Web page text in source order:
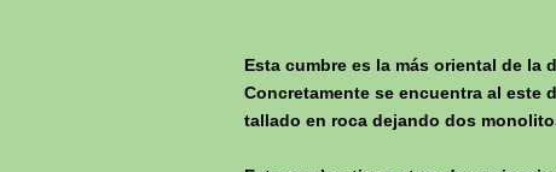
Esta cumbre es la más oriental de la
Concretamente se encuentra al este
tallado en roca dejando dos